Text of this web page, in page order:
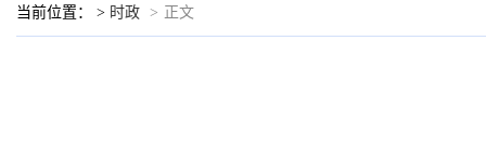
当前位置： > 时政 > 正文